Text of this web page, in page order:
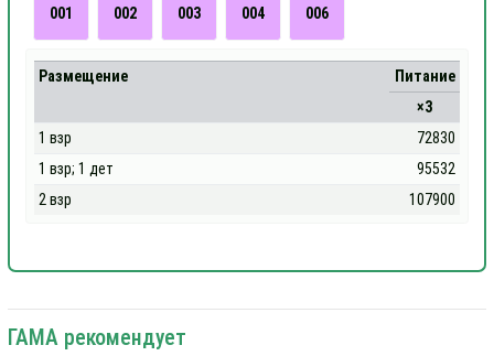
001 002 003 004 006
Размещение
Питание
×3
1 взр
72830
1 взр; 1 дет
95532
2 взр
107900
ГАМА рекомендует